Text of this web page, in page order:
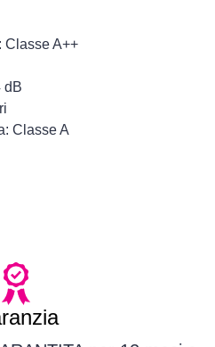
Classe A++
dB
Classe A